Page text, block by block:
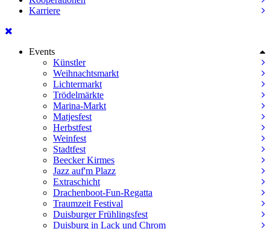
Karriere
Events
Künstler
Weihnachtsmarkt
Lichtermarkt
Trödelmärkte
Marina-Markt
Matjesfest
Herbstfest
Weinfest
Stadtfest
Beecker Kirmes
Jazz auf'm Plazz
Extraschicht
Drachenboot-Fun-Regatta
Traumzeit Festival
Duisburger Frühlingsfest
Duisburg in Lack und Chrom